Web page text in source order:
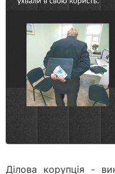
Ділова корупція -